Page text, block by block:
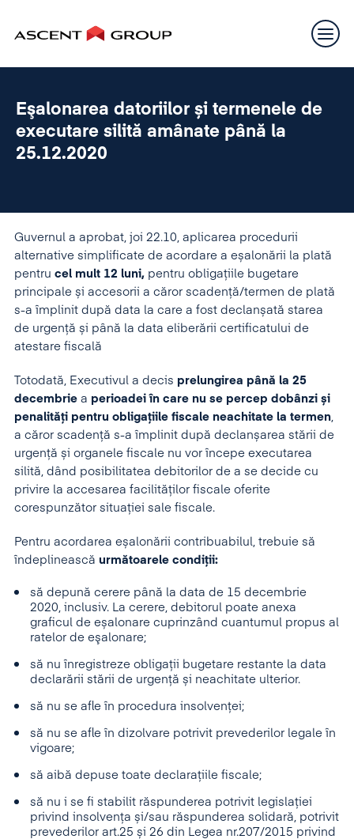
Eşalonarea datoriilor și termenele de
executare silită amânate până la
25.12.2020
Guvernul a aprobat, joi 22.10, aplicarea procedurii
alternative simplificate de acordare a eșalonării la plată
pentru cel mult 12 luni, pentru obligațiile bugetare
principale și accesorii a căror scadență/termen de plată
s-a împlinit după data la care a fost declanșată starea
de urgență și până la data eliberării certificatului de
atestare fiscală
Totodată, Executivul a decis prelungirea până la 25
decembrie a perioadei în care nu se percep dobânzi și
penalități pentru obligațiile fiscale neachitate la termen,
a căror scadență s-a împlinit după declanșarea stării de
urgență și organele fiscale nu vor începe executarea
silită, dând posibilitatea debitorilor de a se decide cu
privire la accesarea facilităților fiscale oferite
corespunzător situației sale fiscale.
Pentru acordarea eșalonării contribuabilul, trebuie să
îndeplinească următoarele condiții:
să depună cerere până la data de 15 decembrie
2020, inclusiv. La cerere, debitorul poate anexa
graficul de eșalonare cuprinzând cuantumul propus al
ratelor de eşalonare;
să nu înregistreze obligații bugetare restante la data
declarării stării de urgență și neachitate ulterior.
să nu se afle în procedura insolvenței;
să nu se afle în dizolvare potrivit prevederilor legale în
vigoare;
să aibă depuse toate declarațiile fiscale;
să nu i se fi stabilit răspunderea potrivit legislației
privind insolvența și/sau răspunderea solidară, potrivit
prevederilor art.25 și 26 din Legea nr.207/2015 privind